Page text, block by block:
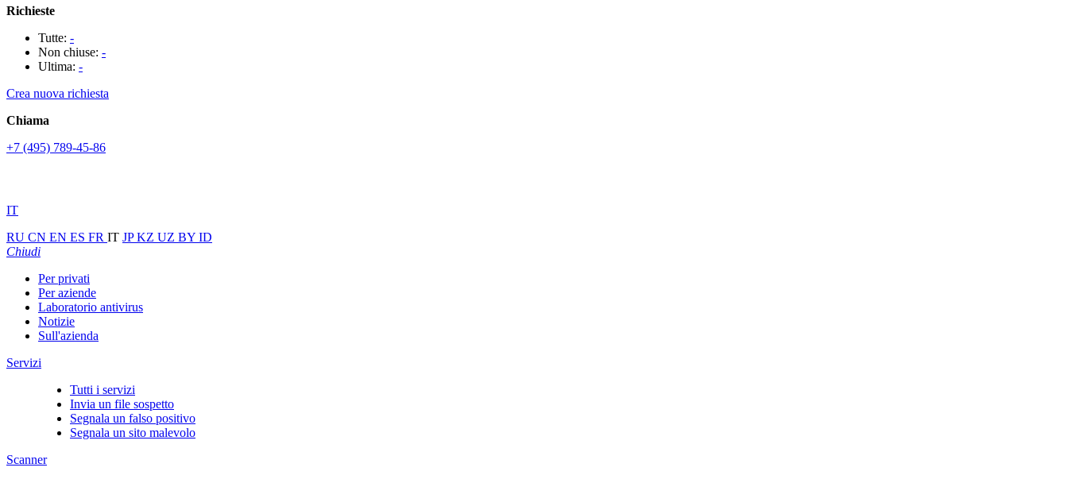
Richieste
Tutte: -
Non chiuse: -
Ultima: -
Crea nuova richiesta
Chiama
+7 (495) 789-45-86
IT
RU CN EN ES FR IT JPKZ UZ BY ID
Chiudi
Per privati
Per aziende
Laboratorio antivirus
Notizie
Sull'azienda
Servizi
Tutti i servizi
Invia un file sospetto
Segnala un falso positivo
Segnala un sito malevolo
Scanner